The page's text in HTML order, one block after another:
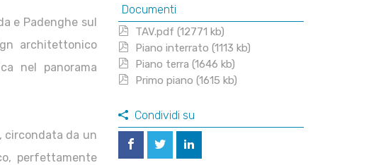
e Padenghe sul
architettonico
nel panorama
circondata da un
perfettamente
Documenti
TAV.pdf (12771 kb)
Piano interrato (1113 kb)
Piano terra (1646 kb)
Primo piano (1615 kb)
Condividi su